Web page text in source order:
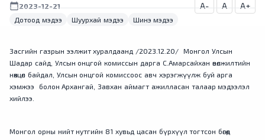
calendar_today2023-12-21
Дотоод мэдээ
Шуурхай мэдээ Шинэ мэдээ
A- A A+
Засгийн газрын ээлжит хуралдаанд /2023.12.20/ Монгол Улсын
Шадар сайд, Улсын онцгой комиссын дарга С.Амарсайхан өвөлжилтийн
нөхцөл байдал, Улсын онцгой комиссоос авч хэрэгжүүлж буй арга
хэмжээ болон Архангай, Завхан аймагт ажилласан талаар мэдээлэл
хийлээ.
Монгол орны нийт нутгийн 81 хувьд цасан бүрхүүл тогтсон бөгөөд